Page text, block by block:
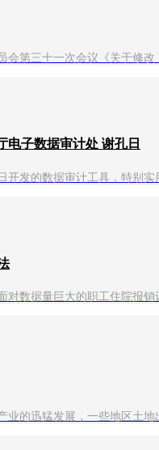
第三十一次会议《关于修
电子数据审计处 谢孔日
开发的数据审计工具，特别实
数据量巨大的职工住院报
的迅猛发展，一些地区土